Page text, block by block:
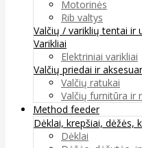
Motorinės
Rib valtys
Valčių / variklių tentai ir
Varikliai
Elektriniai varikliai
Valčių priedai ir
Valčių ratukai
Valčių furnitūra ir
Method feeder
Dėklai, krepšiai, dėžės,
Dėklai